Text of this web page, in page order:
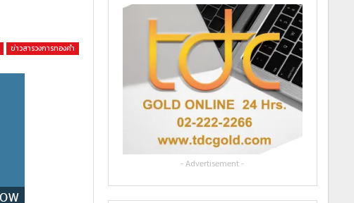
ข่าวสารวงการทองคำ
- Advertisement -